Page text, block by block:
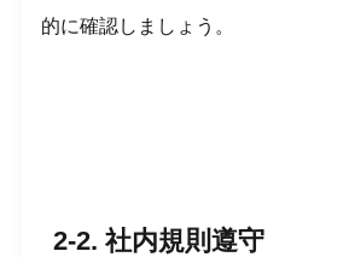
的に確認しましょう。
2-2. 社内規則遵守